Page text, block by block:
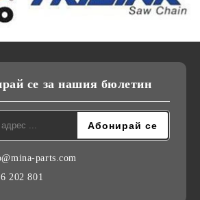
се за нашия бюлетин
parts.com
202 801